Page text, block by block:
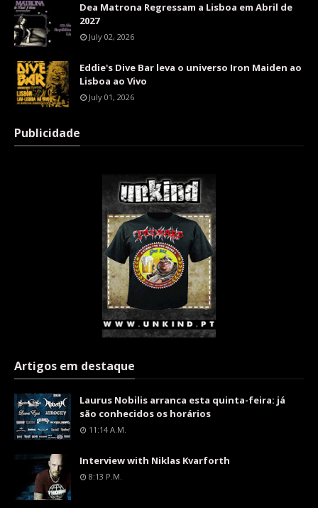
Dea Matrona Regressam a Lisboa em Abril de
2027
July 02, 2026
Eddie's Dive Bar leva o universo Iron Maiden ao
Lisboa ao Vivo
July 01, 2026
Publicidade
Artigos em destaque
Laurus Nobilis arranca esta quinta-feira: já
são conhecidos os horários
11:14 A.m.
Interview with Niklas Kvarforth
8:13 P.m.